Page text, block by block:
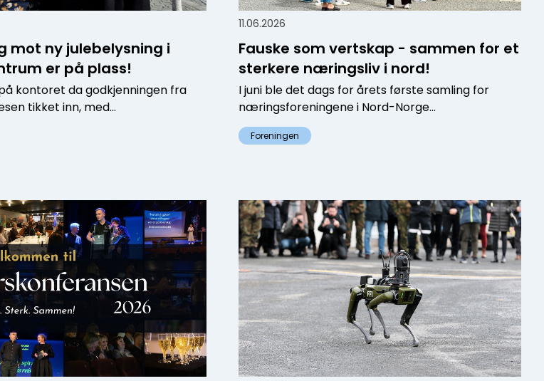
mot ny julebelysning i
er på plass!
kontoret da godkjenningen fra
tikket inn, med...
11.06.2026
Fauske som vertskap - sammen for et
sterkere næringsliv i nord!
I juni ble det dags for årets første samling for
næringsforeningene i Nord-Norge...
Foreningen